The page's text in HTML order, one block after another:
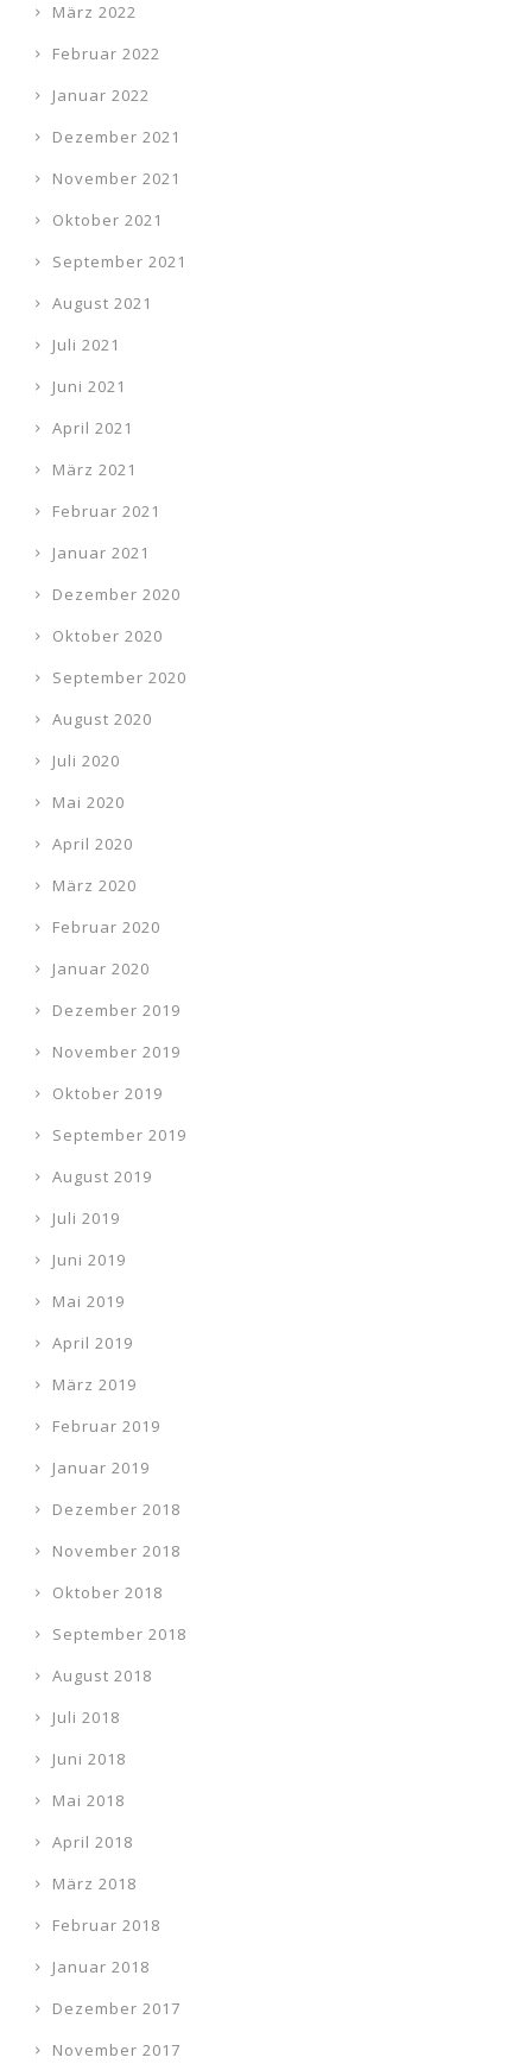
März 2022
Februar 2022
Januar 2022
Dezember 2021
November 2021
Oktober 2021
September 2021
August 2021
Juli 2021
Juni 2021
April 2021
März 2021
Februar 2021
Januar 2021
Dezember 2020
Oktober 2020
September 2020
August 2020
Juli 2020
Mai 2020
April 2020
März 2020
Februar 2020
Januar 2020
Dezember 2019
November 2019
Oktober 2019
September 2019
August 2019
Juli 2019
Juni 2019
Mai 2019
April 2019
März 2019
Februar 2019
Januar 2019
Dezember 2018
November 2018
Oktober 2018
September 2018
August 2018
Juli 2018
Juni 2018
Mai 2018
April 2018
März 2018
Februar 2018
Januar 2018
Dezember 2017
November 2017